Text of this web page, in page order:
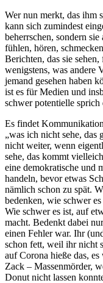
Wer nun merkt, das ihm
kann sich zumindest
beherrschen, sondern
fühlen, hören,
Berichten, das sie
wenigstens, was andere
jemand gesehen haben
ist es für Medien und
schwer potentielle
Es findet
„was ich nicht sehe, das
nicht weiter, wenn
sehe, das kommt
eine demokratische und
handeln, bevor etwas
nämlich schon zu spät.
bedenken, wie schwer
Wie schwer es ist, auf
macht. Bedenkt dabei
einen Fehler war. Ihr
schon fett, weil ihr nicht
auf Corona hieße das,
Zack – Massenmörder,
Donut nicht lassen